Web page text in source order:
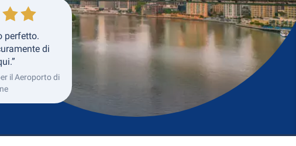
perfetto.
di
il Aeroporto di